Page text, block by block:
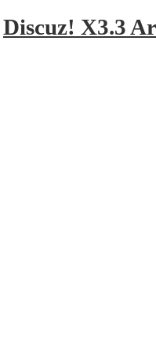
Discuz! X3.3